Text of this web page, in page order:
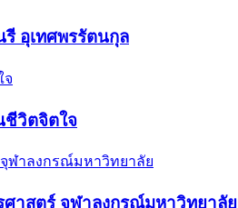
อุเทศพรรัตนกุล
ชีวิตจิตใจ
ศาสตร์ จุฬาลงกรณ์มหาวิทยาลัย